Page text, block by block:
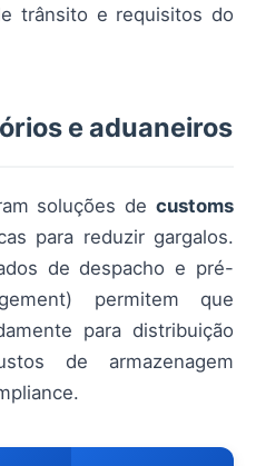
trânsito e requisitos do
e aduaneiros
soluções de customs
para reduzir gargalos.
de despacho e pré-
permitem que
para distribuição
de armazenagem